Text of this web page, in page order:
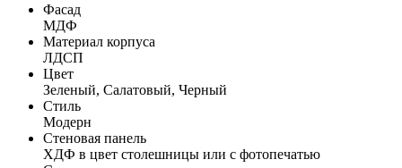
Фасад
МДФ
Материал корпуса
ЛДСП
Цвет
Зеленый, Салатовый, Черный
Стиль
Модерн
Стеновая панель
ХДФ в цвет столешницы или с фотопечатью